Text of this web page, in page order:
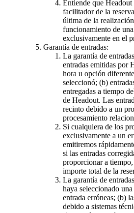
Entiende que
facilitador de la
última de la
funcionamiento de
exclusivamente en el
Garantía de entradas:
La garantía de
entradas emitidas por
hora u opción
seleccionó; (b)
entregadas a tiempo
de Headout. Las
recinto debido a un
procesamiento
Si cualquiera de los
exclusivamente a un
emitiremos
si las entradas
proporcionar a
importe total de la
La garantía de
haya seleccionado
entrada erróneas; (b)
debido a sistemas